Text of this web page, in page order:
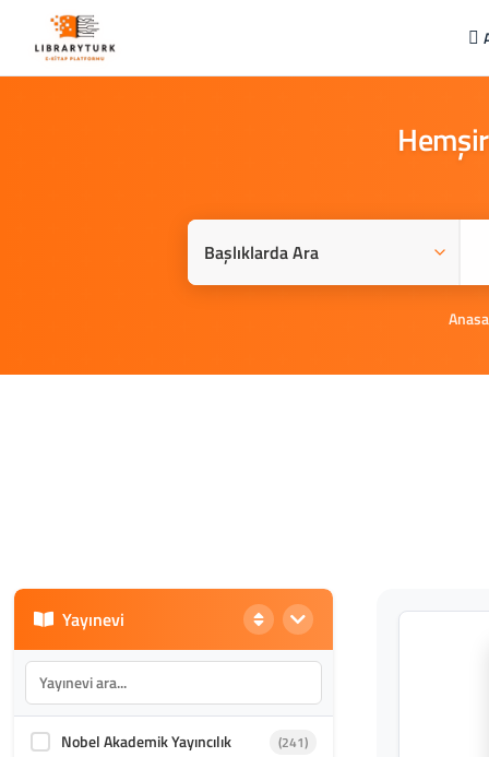
Yayınevi
Nobel Akademik Yayıncılık (241)